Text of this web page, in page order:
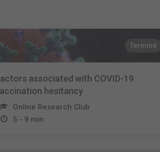
Terminé
associated with COVID-19
hesitancy
Online Research Club
5 - 9 min